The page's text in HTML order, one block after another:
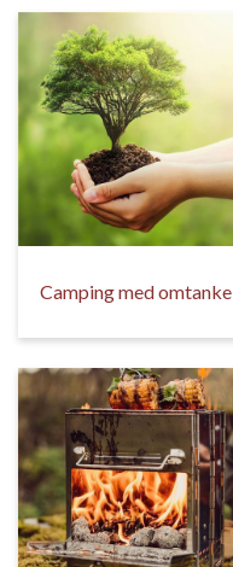
Camping med omtanke